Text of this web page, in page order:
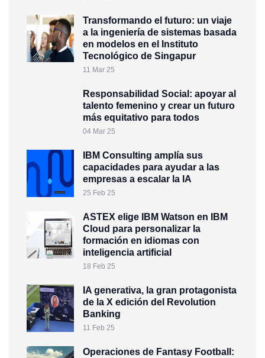
Transformando el futuro: un viaje
a la ingeniería de sistemas basada
en modelos en el Instituto
Tecnológico de Singapur
11 Mar 25
Responsabilidad Social: apoyar al
talento femenino y crear un futuro
más equitativo para todos
04 Mar 25
IBM Consulting amplía sus
capacidades para ayudar a las
empresas a escalar la IA
25 Feb 25
ASTEX elige IBM Watson en IBM
Cloud para personalizar la
formación en idiomas con
inteligencia artificial
18 Feb 25
IA generativa, la gran protagonista
de la X edición del Revolution
Banking
11 Feb 25
Operaciones de Fantasy Football: